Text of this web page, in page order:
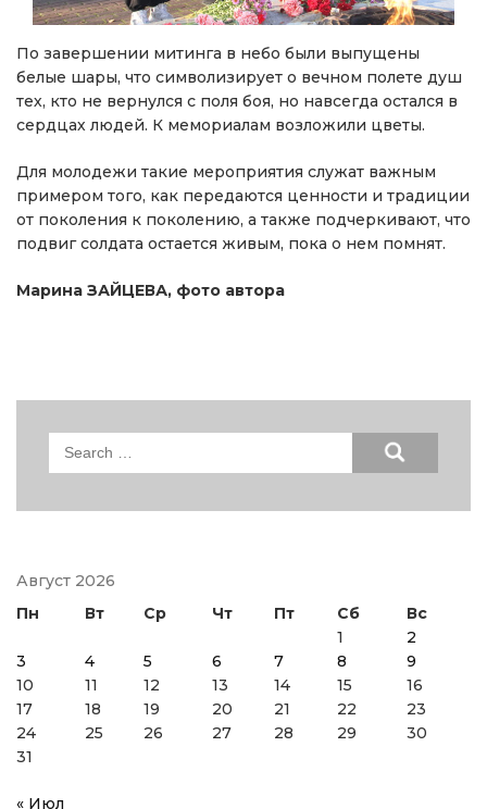
По завершении митинга в небо были выпущены
белые шары, что символизирует о вечном полете душ
тех, кто не вернулся с поля боя, но навсегда остался в
сердцах людей. К мемориалам возложили цветы.
Для молодежи такие мероприятия служат важным
примером того, как передаются ценности и традиции
от поколения к поколению, а также подчеркивают, что
подвиг солдата остается живым, пока о нем помнят.
Марина ЗАЙЦЕВА, фото автора
Search
Август 2026
Пн
Вт Ср Чт Пт Сб
Вс
1
2
3
4 5 6 7 8
9
10
11 12 13 14 15
16
17
18 19 20 21 22
23
24
25 26 27 28 29
30
31
« Июл